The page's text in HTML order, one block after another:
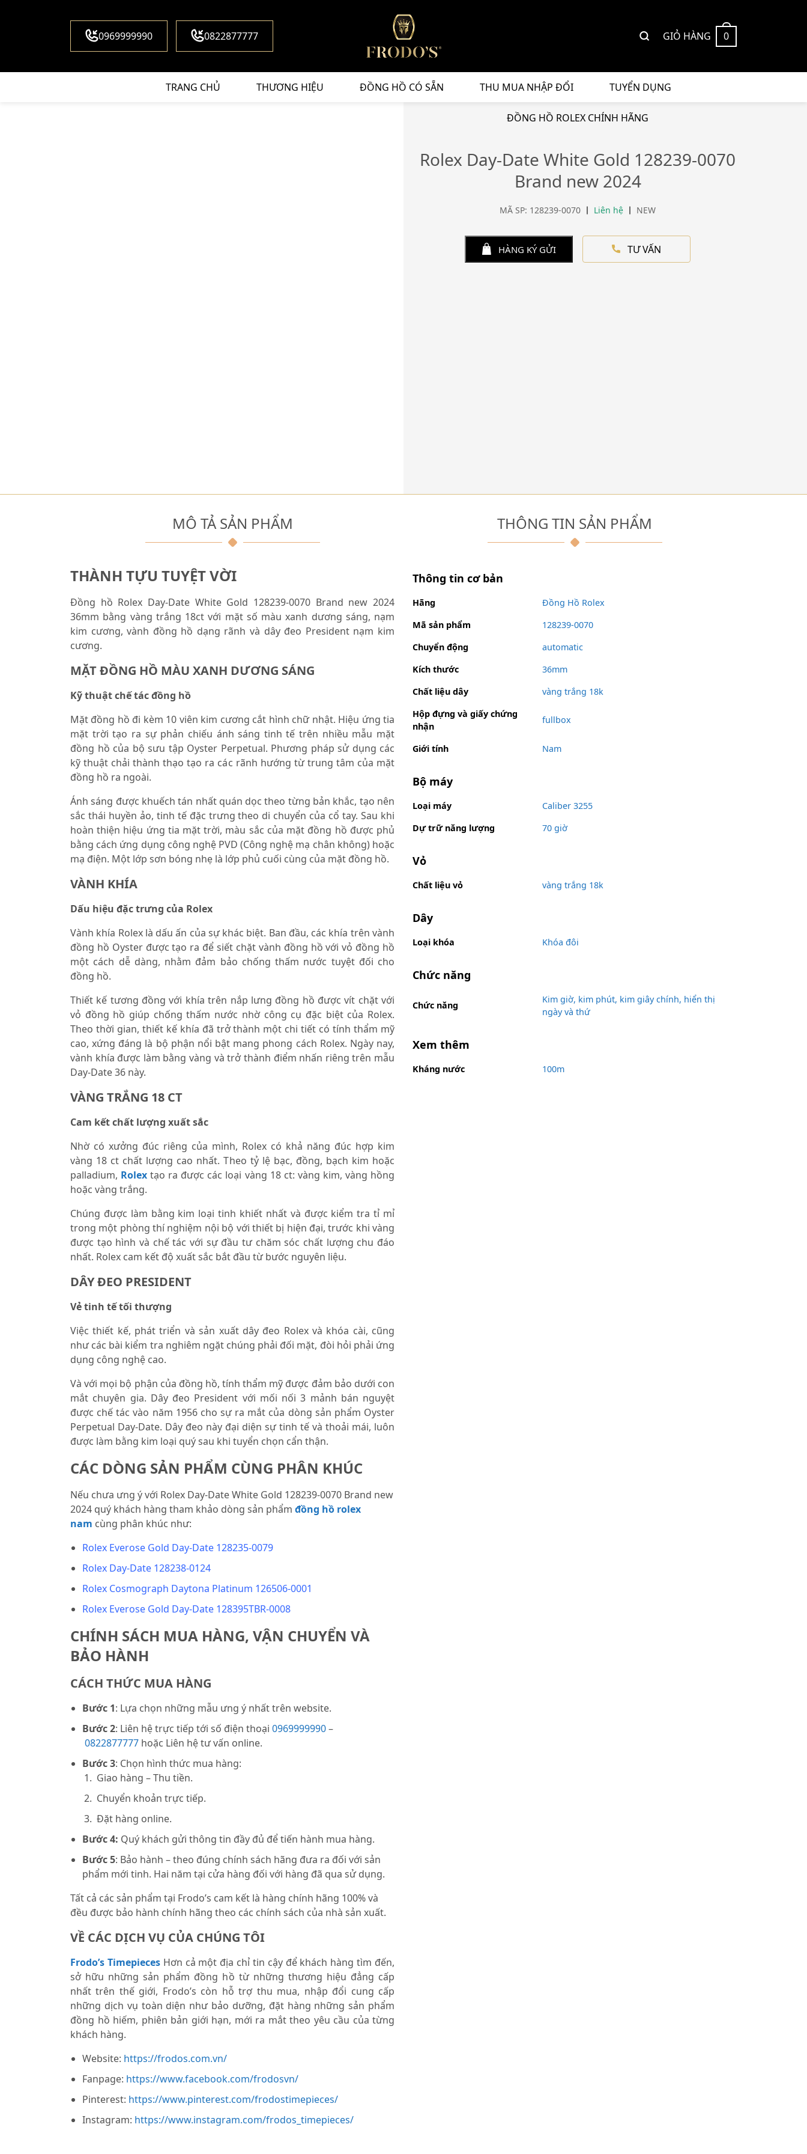
0969999990 0822877777 GIỎ HÀNG 0
TRANG CHỦ THƯƠNG HIỆU ĐỒNG HỒ CÓ SẴN THU MUA NHẬP ĐỔI TUYỂN DỤNG
ĐỒNG HỒ ROLEX CHÍNH HÃNG
Rolex Day-Date White Gold 128239-0070
Brand new 2024
MÃ SP: 128239-0070 Liên hệ NEW
HÀNG KÝ GỬI TƯ VẤN
MÔ TẢ SẢN PHẨM
THÀNH TỰU TUYỆT VỜI
Đồng hồ Rolex Day-Date White Gold 128239-0070 Brand new 2024
36mm bằng vàng trắng 18ct với mặt số màu xanh dương sáng, nạm
kim cương, vành đồng hồ dạng rãnh và dây đeo President nạm kim
cương.
MẶT ĐỒNG HỒ MÀU XANH DƯƠNG SÁNG
Kỹ thuật chế tác đồng hồ
Mặt đồng hồ đi kèm 10 viên kim cương cắt hình chữ nhật. Hiệu ứng tia
mặt trời tạo ra sự phản chiếu ánh sáng tinh tế trên nhiều mẫu mặt
đồng hồ của bộ sưu tập Oyster Perpetual. Phương pháp sử dụng các
kỹ thuật chải thành thạo tạo ra các rãnh hướng từ trung tâm của mặt
đồng hồ ra ngoài.
Ánh sáng được khuếch tán nhất quán dọc theo từng bản khắc, tạo nên
sắc thái huyền ảo, tinh tế đặc trưng theo di chuyển của cổ tay. Sau khi
hoàn thiện hiệu ứng tia mặt trời, màu sắc của mặt đồng hồ được phủ
bằng cách ứng dụng công nghệ PVD (Công nghệ mạ chân không) hoặc
mạ điện. Một lớp sơn bóng nhẹ là lớp phủ cuối cùng của mặt đồng hồ.
VÀNH KHÍA
Dấu hiệu đặc trưng của Rolex
Vành khía Rolex là dấu ấn của sự khác biệt. Ban đầu, các khía trên vành
đồng hồ Oyster được tạo ra để siết chặt vành đồng hồ với vỏ đồng hồ
một cách dễ dàng, nhằm đảm bảo chống thấm nước tuyệt đối cho
đồng hồ.
Thiết kế tương đồng với khía trên nắp lưng đồng hồ được vít chặt với
vỏ đồng hồ giúp chống thấm nước nhờ công cụ đặc biệt của Rolex.
Theo thời gian, thiết kế khía đã trở thành một chi tiết có tính thẩm mỹ
cao, xứng đáng là bộ phận nổi bật mang phong cách Rolex. Ngày nay,
vành khía được làm bằng vàng và trở thành điểm nhấn riêng trên mẫu
Day-Date 36 này.
VÀNG TRẮNG 18 CT
Cam kết chất lượng xuất sắc
Nhờ có xưởng đúc riêng của mình, Rolex có khả năng đúc hợp kim
vàng 18 ct chất lượng cao nhất. Theo tỷ lệ bạc, đồng, bạch kim hoặc
palladium, Rolex tạo ra được các loại vàng 18 ct: vàng kim, vàng hồng
hoặc vàng trắng.
Chúng được làm bằng kim loại tinh khiết nhất và được kiểm tra tỉ mỉ
trong một phòng thí nghiệm nội bộ với thiết bị hiện đại, trước khi vàng
được tạo hình và chế tác với sự đầu tư chăm sóc chất lượng chu đáo
nhất. Rolex cam kết độ xuất sắc bắt đầu từ bước nguyên liệu.
DÂY ĐEO PRESIDENT
Vẻ tinh tế tối thượng
Việc thiết kế, phát triển và sản xuất dây đeo Rolex và khóa cài, cũng
như các bài kiểm tra nghiêm ngặt chúng phải đối mặt, đòi hỏi phải ứng
dụng công nghệ cao.
Và với mọi bộ phận của đồng hồ, tính thẩm mỹ được đảm bảo dưới con
mắt chuyên gia. Dây đeo President với mối nối 3 mảnh bán nguyệt
được chế tác vào năm 1956 cho sự ra mắt của dòng sản phẩm Oyster
Perpetual Day-Date. Dây đeo này đại diện sự tinh tế và thoải mái, luôn
được làm bằng kim loại quý sau khi tuyển chọn cẩn thận.
CÁC DÒNG SẢN PHẨM CÙNG PHÂN KHÚC
Nếu chưa ưng ý với Rolex Day-Date White Gold 128239-0070 Brand new
2024 quý khách hàng tham khảo dòng sản phẩm đồng hồ rolex
nam cùng phân khúc như:
Rolex Everose Gold Day-Date 128235-0079
Rolex Day-Date 128238-0124
Rolex Cosmograph Daytona Platinum 126506-0001
Rolex Everose Gold Day-Date 128395TBR-0008
CHÍNH SÁCH MUA HÀNG, VẬN CHUYỂN VÀ
BẢO HÀNH
CÁCH THỨC MUA HÀNG
Bước 1: Lựa chọn những mẫu ưng ý nhất trên website.
Bước 2: Liên hệ trực tiếp tới số điện thoại 0969999990–
0822877777 hoặc Liên hệ tư vấn online.
Bước 3: Chọn hình thức mua hàng:
Giao hàng – Thu tiền.
Chuyển khoản trực tiếp.
Đặt hàng online.
Bước 4: Quý khách gửi thông tin đầy đủ để tiến hành mua hàng.
Bước 5: Bảo hành – theo đúng chính sách hãng đưa ra đối với sản
phẩm mới tinh. Hai năm tại cửa hàng đối với hàng đã qua sử dụng.
Tất cả các sản phẩm tại Frodo’s cam kết là hàng chính hãng 100% và
đều được bảo hành chính hãng theo các chính sách của nhà sản xuất.
VỀ CÁC DỊCH VỤ CỦA CHÚNG TÔI
Frodo’s TimepiecesHơn cả một địa chỉ tin cậy để khách hàng tìm đến,
sở hữu những sản phẩm đồng hồ từ những thương hiệu đẳng cấp
nhất trên thế giới, Frodo’s còn hỗ trợ thu mua, nhập đổi cung cấp
những dịch vụ toàn diện như bảo dưỡng, đặt hàng những sản phẩm
đồng hồ hiếm, phiên bản giới hạn, mới ra mắt theo yêu cầu của từng
khách hàng.
Website: https://frodos.com.vn/
Fanpage: https://www.facebook.com/frodosvn/
Pinterest: https://www.pinterest.com/frodostimepieces/
Instagram: https://www.instagram.com/frodos_timepieces/
THÔNG TIN SẢN PHẨM
Thông tin cơ bản
Hãng
Đồng Hồ Rolex
Mã sản phẩm
128239-0070
Chuyển động
automatic
Kích thước
36mm
Chất liệu dây
vàng trắng 18k
Hộp đựng và giấy chứng
nhận
fullbox
Giới tính Nam
Bộ máy
Loại máy
Caliber 3255
Dự trữ năng lượng
70 giờ
Vỏ
Chất liệu vỏ vàng trắng 18k
Dây
Loại khóa Khóa đôi
Chức năng
Chức năng
Kim giờ, kim phút, kim giây chính, hiển thị
ngày và thứ
Xem thêm
Kháng nước 100m